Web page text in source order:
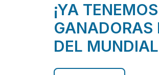
¡YA
GANADORAS
DEL